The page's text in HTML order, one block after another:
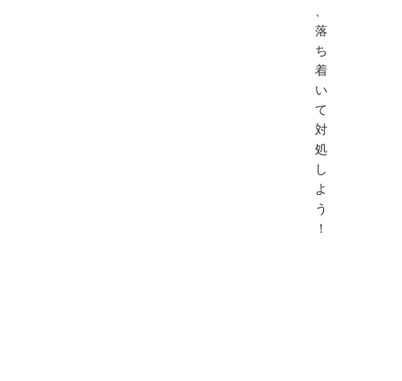
落
ち
着
い
て
対
処
し
よ
う
！